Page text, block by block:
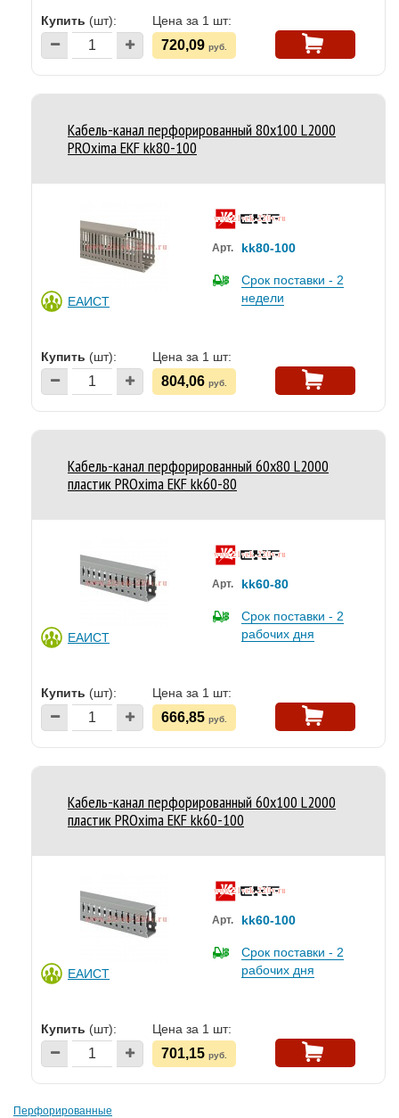
Купить (шт): Цена за 1 шт:
720,09 руб.
Кабель-канал перфорированный 80х100 L2000
PROxima EKF kk80-100
ЕАИСТ
Арт. kk80-100
Срок поставки - 2
недели
Купить (шт): Цена за 1 шт:
804,06 руб.
Кабель-канал перфорированный 60х80 L2000
пластик PROxima EKF kk60-80
ЕАИСТ
Арт. kk60-80
Срок поставки - 2
рабочих дня
Купить (шт): Цена за 1 шт:
666,85 руб.
Кабель-канал перфорированный 60х100 L2000
пластик PROxima EKF kk60-100
ЕАИСТ
Арт. kk60-100
Срок поставки - 2
рабочих дня
Купить (шт): Цена за 1 шт:
701,15 руб.
Перфорированные